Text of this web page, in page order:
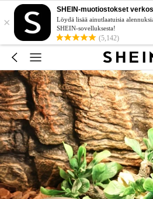
×
SHEIN-muotiostokset
Löydä lisää ainutlaatuisia
SHEIN-sovelluksesta!
(5,142)